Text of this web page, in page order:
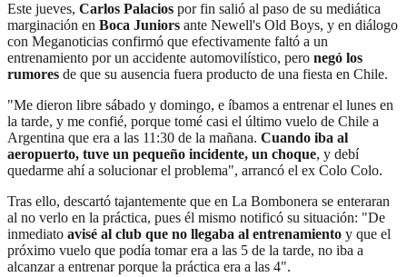
Este jueves, Carlos Palacios por fin salió al paso de su mediática
marginación en Boca Juniors ante Newell's Old Boys, y en diálogo
con Meganoticias confirmó que efectivamente faltó a un
entrenamiento por un accidente automovilístico, pero negó los
rumores de que su ausencia fuera producto de una fiesta en Chile.
"Me dieron libre sábado y domingo, e íbamos a entrenar el lunes en
la tarde, y me confié, porque tomé casi el último vuelo de Chile a
Argentina que era a las 11:30 de la mañana. Cuando iba al
aeropuerto, tuve un pequeño incidente, un choque, y debí
quedarme ahí a solucionar el problema", arrancó el ex Colo Colo.
Tras ello, descartó tajantemente que en La Bombonera se enteraran
al no verlo en la práctica, pues él mismo notificó su situación: "De
inmediato avisé al club que no llegaba al entrenamiento y que el
próximo vuelo que podía tomar era a las 5 de la tarde, no iba a
alcanzar a entrenar porque la práctica era a las 4".